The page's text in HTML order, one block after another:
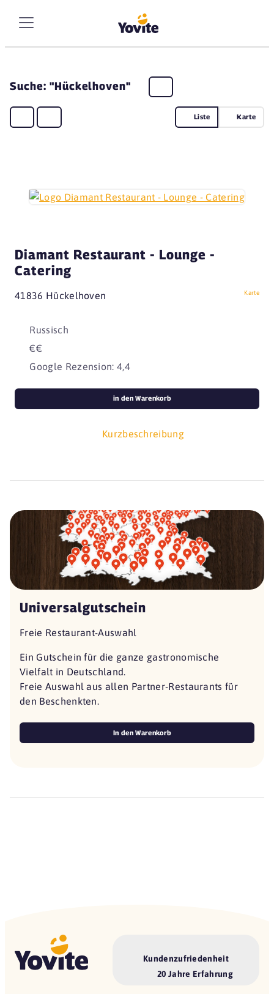
Suche: "Hückelhoven"
Liste Karte
Diamant Restaurant - Lounge -
Catering
41836 Hückelhoven Karte
Russisch
€€
Google Rezension: 4,4
Kurzbeschreibung
in den Warenkorb
Universalgutschein
Freie Restaurant-Auswahl
Ein Gutschein für die ganze gastronomische
Vielfalt in Deutschland.
Freie Auswahl aus allen Partner-Restaurants für
den Beschenkten.
In den Warenkorb
Kundenzufriedenheit
20 Jahre Erfahrung